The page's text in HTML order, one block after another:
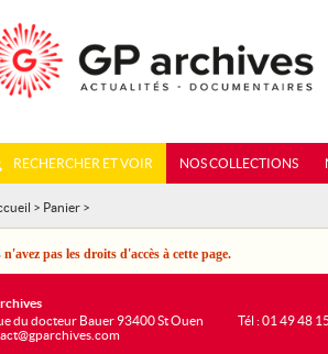
RECHERCHER ET VOIR NOS COLLECTIONS
> Panier >
n'avez pas les droits d'accès à cette page.
du docteur Bauer 93400 St Ouen
Tél : 01 49 48